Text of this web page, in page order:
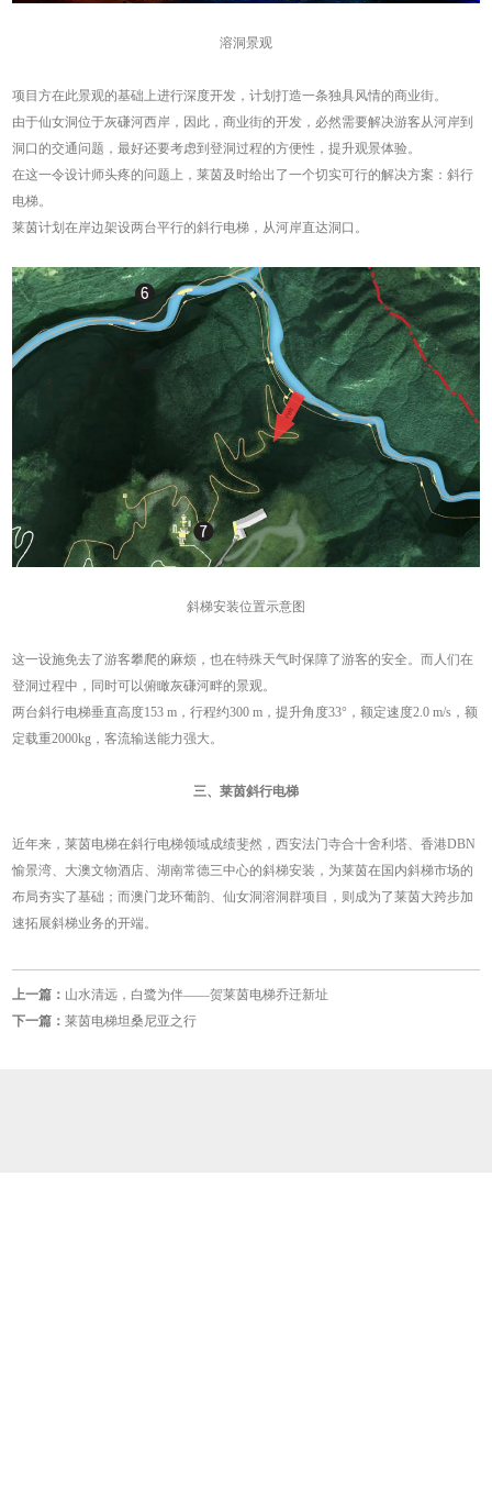
溶洞景观
项目方在此景观的基础上进行深度开发，计划打造一条独具风情的商业街。
由于仙女洞位于灰磏河西岸，因此，商业街的开发，必然需要解决游客从河岸到
洞口的交通问题，最好还要考虑到登洞过程的方便性，提升观景体验。
在这一令设计师头疼的问题上，莱茵及时给出了一个切实可行的解决方案：斜行
电梯。
莱茵计划在岸边架设两台平行的斜行电梯，从河岸直达洞口。
斜梯安装位置示意图
这一设施免去了游客攀爬的麻烦，也在特殊天气时保障了游客的安全。而人们在
登洞过程中，同时可以俯瞰灰磏河畔的景观。
两台斜行电梯垂直高度153 m，行程约300 m，提升角度33°，额定速度2.0 m/s，额
定载重2000kg，客流输送能力强大。
三、莱茵斜行电梯
近年来，莱茵电梯在斜行电梯领域成绩斐然，西安法门寺合十舍利塔、香港DBN
愉景湾、大澳文物酒店、湖南常德三中心的斜梯安装，为莱茵在国内斜梯市场的
布局夯实了基础；而澳门龙环葡韵、仙女洞溶洞群项目，则成为了莱茵大跨步加
速拓展斜梯业务的开端。
上一篇： 山水清远，白鹭为伴——贺莱茵电梯乔迁新址
下一篇：莱茵电梯坦桑尼亚之行